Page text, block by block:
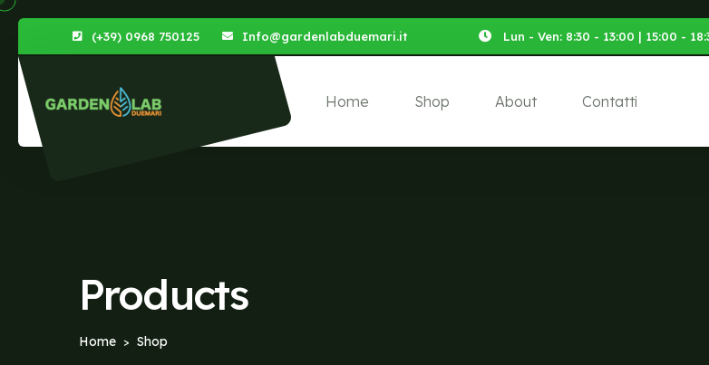
(+39) 0968 750125 Info@gardenlabduemari.it Lun - Ven: 8:30 - 13:00 | 15:00 -
Home Shop About Contatti
Products
Home > Shop